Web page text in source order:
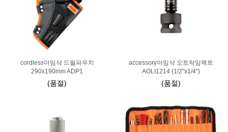
cordless아임삭 드릴파우치
290x190mm ADP1
(품절)
accessory아임삭 오토락임팩트
AOLI1214 (1/2"x1/4")
(품절)